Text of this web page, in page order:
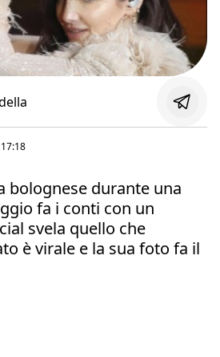
17:18
bolognese durante una
fa i conti con un
svela quello che
è virale e la sua foto fa il